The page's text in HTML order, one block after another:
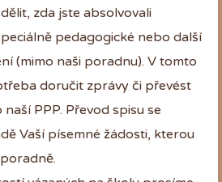
zda jste absolvovali
pedagogické nebo další
(mimo naši poradnu). V tomto
doručit zprávy či převést
PPP. Převod spisu se
Vaší písemné žádosti, kterou